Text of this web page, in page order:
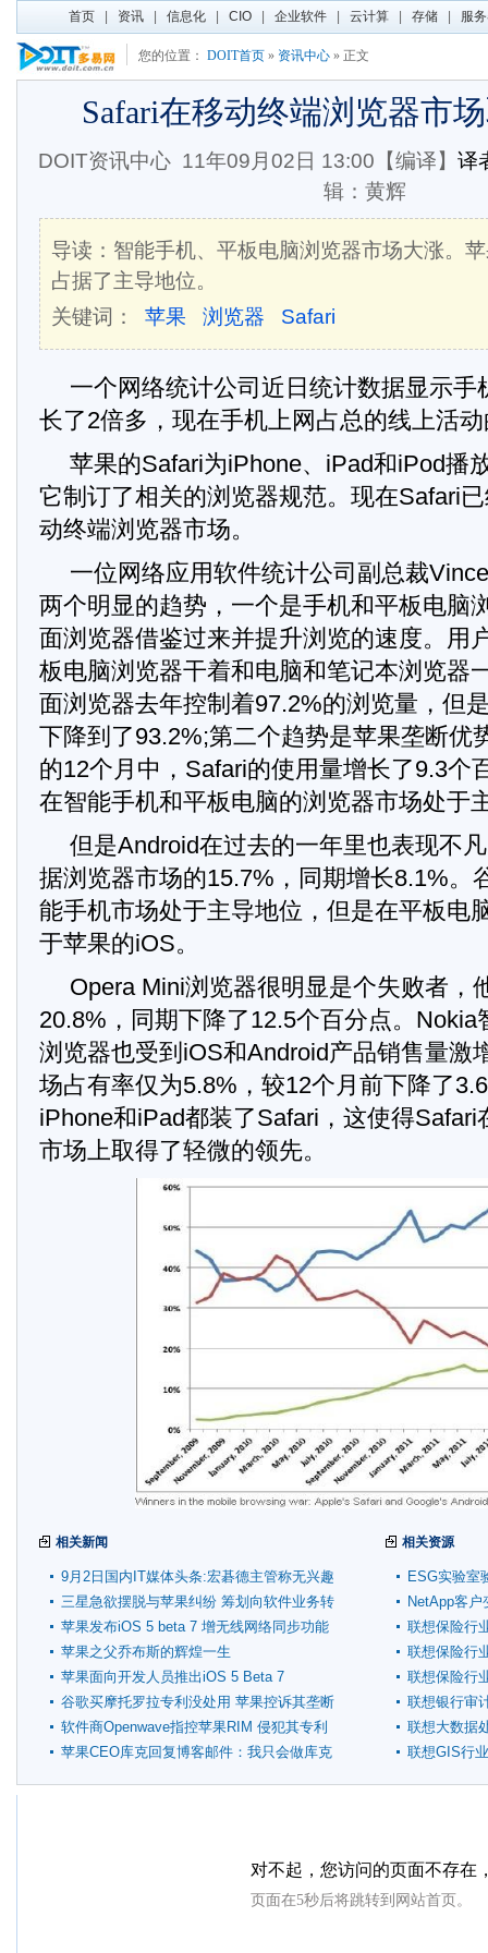
首页 资讯 信息化 CIO 企业软件 云计算 存储 服
您的位置： DOIT首页 » 资讯中心 » 正文
Safari在移动终端浏览器市
DOIT资讯中心 11年09月02日 13:00【编译】 译
辑：黄辉
导读：智能手机、平板电脑浏览器市场大涨。
占据了主导地位。
关键词：
苹果 浏览器 Safari
一个网络统计公司近日统计数据显示手
长了2倍多，现在手机上网占总的线上活
苹果的Safari为iPhone、iPad和iPod播
它制订了相关的浏览器规范。现在Safari
动终端浏览器市场。
一位网络应用软件统计公司副总裁
两个明显的趋势，一个是手机和平板电脑
面浏览器借鉴过来并提升浏览的速度。用
板电脑浏览器干着和电脑和笔记本浏览器
面浏览器去年控制着97.2%的浏览量，但
下降到了93.2%;第二个趋势是苹果垄断优
的12个月中，Safari的使用量增长了9.3个
在智能手机和平板电脑的浏览器市场处于
但是Android在过去的一年里也表现不
据浏览器市场的15.7%，同期增长8.1%。
能手机市场处于主导地位，但是在平板电
于苹果的iOS。
Opera Mini浏览器很明显是个失败者，
20.8%，同期下降了12.5个百分点。Nokia
浏览器也受到iOS和Android产品销售量激
场占有率仅为5.8%，较12个月前下降了
iPhone和iPad都装了Safari，这使得Safari
市场上取得了轻微的领先。
相关新闻
9月2日国内IT媒体头条:宏碁德主管称无兴趣
收购惠普PC
三星急欲摆脱与苹果纠纷 筹划向软件业务转
型
苹果发布iOS 5 beta 7 增无线网络同步功能
苹果之父乔布斯的辉煌一生
苹果面向开发人员推出iOS 5 Beta 7
谷歌买摩托罗拉专利没处用 苹果控诉其垄断
软件商Openwave指控苹果RIM 侵犯其专利
苹果CEO库克回复博客邮件：我只会做库克
相关资源
ESG实验室
NetApp客
联想保险行
联想保险行
联想保险行
联想银行审
联想大数据
联想GIS行